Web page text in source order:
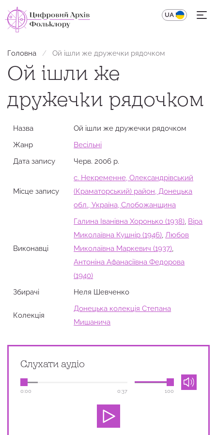
UA EN
Головна Ой ішли же дружечки рядочком
Ой ішли же
дружечки рядочком
Назва
Ой ішли же дружечки рядочком
Жанр
Весільні
Дата запису
Черв. 2006 р.
Місце запису
с. Некременне, Олександрівський
(Краматорський) район, Донецька
обл., Україна, Слобожанщина
Виконавці
Галина Іванівна Хоронько (1938) Віра
Миколаївна Кушнір (1946) Любов
Миколаївна Маркевич (1937)
Антоніна Афанасіївна Федорова
(1940)
Збирачi
Неля Шевченко
Колекція
Донецька колекція Степана
Мишанича
Слухати аудіо
0:00 0:37 100